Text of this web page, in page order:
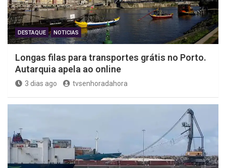
DESTAQUE NOTICIAS
Longas filas para transportes grátis no Porto.
Autarquia apela ao online
3 dias ago tvsenhoradahora